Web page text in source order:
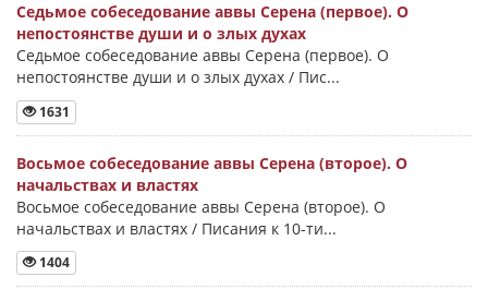
Седьмое собеседование аввы Серена (первое). О
непостоянстве души и о злых духах
Седьмое собеседование аввы Серена (первое). О
непостоянстве души и о злых духах / Пис...
1631
Восьмое собеседование аввы Серена (второе). О
начальствах и властях
Восьмое собеседование аввы Серена (второе). О
начальствах и властях / Писания к 10-ти...
1404